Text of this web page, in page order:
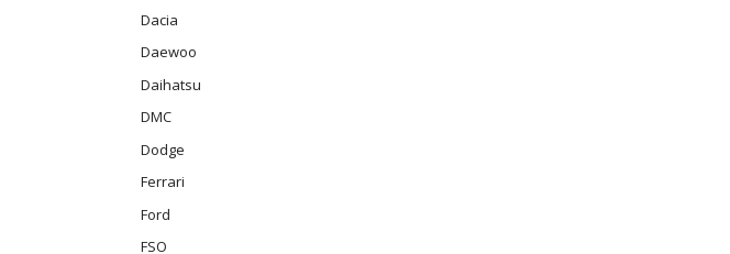
Dacia
Daewoo
Daihatsu
DMC
Dodge
Ferrari
Ford
FSO